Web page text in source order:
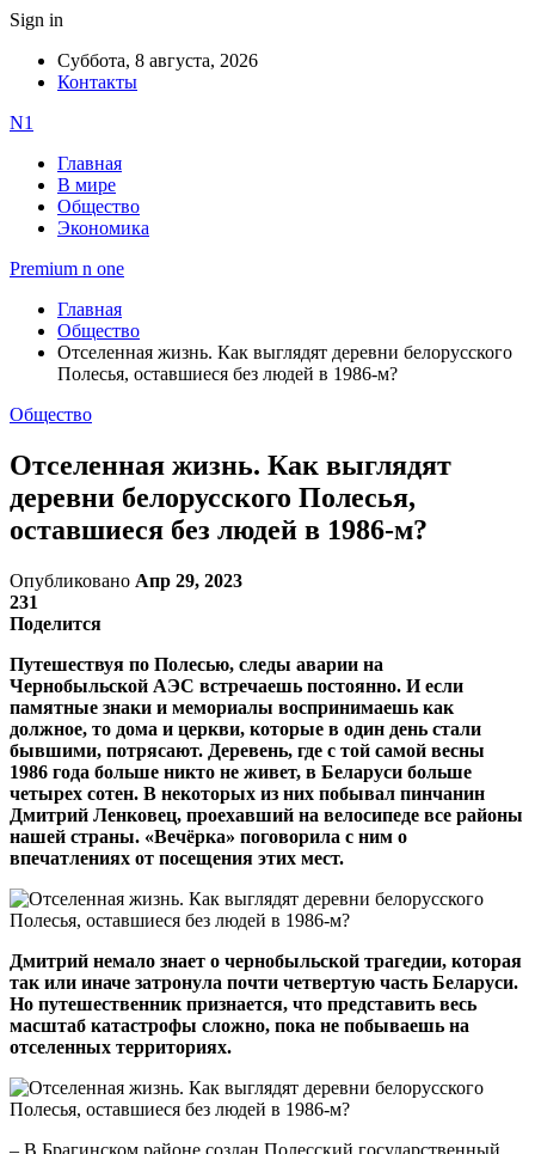
Sign in
Суббота, 8 августа, 2026
Контакты
N1
Главная
В мире
Общество
Экономика
Premium n one
Главная
Общество
Отселенная жизнь. Как выглядят деревни белорусского
Полесья, оставшиеся без людей в 1986-м?
Общество
Отселенная жизнь. Как выглядят
деревни белорусского Полесья,
оставшиеся без людей в 1986-м?
Опубликовано Апр 29, 2023
231
Поделится
Путешествуя по Полесью, следы аварии на
Чернобыльской АЭС встречаешь постоянно. И если
памятные знаки и мемориалы воспринимаешь как
должное, то дома и церкви, которые в один день стали
бывшими, потрясают. Деревень, где с той самой весны
1986 года больше никто не живет, в Беларуси больше
четырех сотен. В некоторых из них побывал пинчанин
Дмитрий Ленковец, проехавший на велосипеде все районы
нашей страны. «Вечёрка» поговорила с ним о
впечатлениях от посещения этих мест.
Дмитрий немало знает о чернобыльской трагедии, которая
так или иначе затронула почти четвертую часть Беларуси.
Но путешественник признается, что представить весь
масштаб катастрофы сложно, пока не побываешь на
отселенных территориях.
– В Брагинском районе создан Полесский государственный